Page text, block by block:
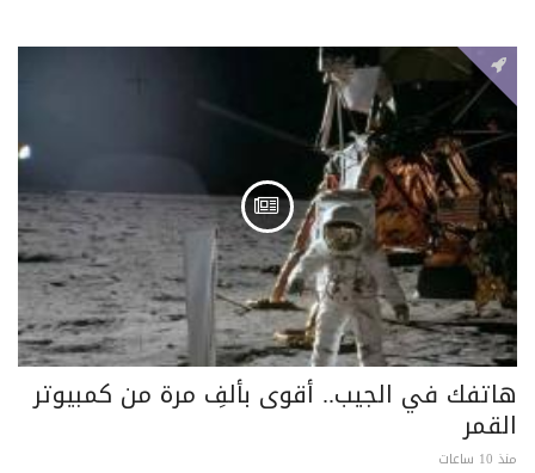
هاتفك في الجيب.. أقوى بألفِ مرة من كمبيوتر
القمر
منذ 10 ساعات